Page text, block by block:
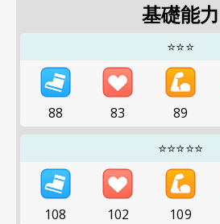
基礎能力
⭐⭐⭐
88 83 89
⭐⭐⭐⭐⭐
108 102 109